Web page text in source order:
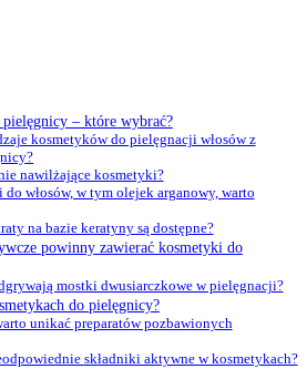
– które wybrać?
kosmetyków do pielęgnacji włosów z
nawilżające kosmetyki?
włosów, w tym olejek arganowy, warto
na bazie keratyny są dostępne?
powinny zawierać kosmetyki do
mostki dwusiarczkowe w pielęgnacji?
do pielęgnicy?
unikać preparatów pozbawionych
składniki aktywne w kosmetykach?